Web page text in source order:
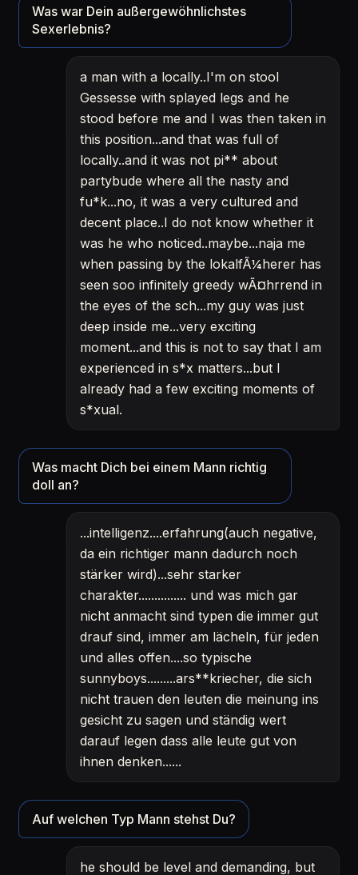
Was war Dein außergewöhnlichstes
Sexerlebnis?
a man with a locally..I'm on stool
Gessesse with splayed legs and he
stood before me and I was then taken in
this position...and that was full of
locally..and it was not pi** about
partybude where all the nasty and
fu*k...no, it was a very cultured and
decent place..I do not know whether it
was he who noticed..maybe...naja me
when passing by the lokalfÃ¼herer has
seen soo infinitely greedy wÃ¤hrrend in
the eyes of the sch...my guy was just
deep inside me...very exciting
moment...and this is not to say that I am
experienced in s*x matters...but I
already had a few exciting moments of
s*xual.
Was macht Dich bei einem Mann richtig
doll an?
...intelligenz....erfahrung(auch negative,
da ein richtiger mann dadurch noch
stärker wird)...sehr starker
charakter............... und was mich gar
nicht anmacht sind typen die immer gut
drauf sind, immer am lächeln, für jeden
und alles offen....so typische
sunnyboys.........ars**kriecher, die sich
nicht trauen den leuten die meinung ins
gesicht zu sagen und ständig wert
darauf legen dass alle leute gut von
ihnen denken......
Auf welchen Typ Mann stehst Du?
he should be level and demanding, but